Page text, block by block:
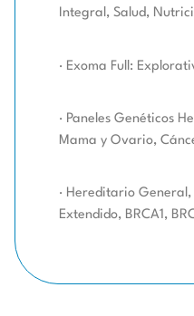
Integral, Salud,
· Exoma Full:
· Paneles Genéticos
Mama y Ovario,
· Hereditario
Extendido, BRCA1,